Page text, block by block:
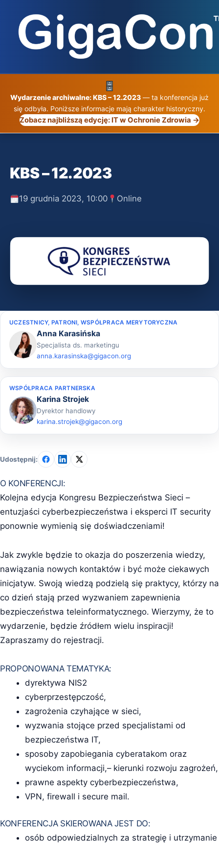
treści
Wydarzenie archiwalne: KBS – 12.2023 — ta konferencja już
się odbyła. Poniższe informacje mają charakter historyczny.
Zobacz najbliższą edycję: IT w Ochronie Zdrowia →
KBS – 12.2023
19 grudnia 2023, 10:00 Online
Udostępnij:
O KONFERENCJI:
Kolejna edycja Kongresu Bezpieczeństwa Sieci –
entuzjaści cyberbezpieczeństwa i eksperci IT security
ponownie wymienią się doświadczeniami!
Jak zwykle będzie to okazja do poszerzenia wiedzy,
nawiązania nowych kontaktów i być może ciekawych
inicjatyw. Swoją wiedzą podzielą się praktycy, którzy na
co dzień stają przed wyzwaniem zapewnienia
bezpieczeństwa teleinformatycznego. Wierzymy, że to
wydarzenie, będzie źródłem wielu inspiracji!
Zapraszamy do rejestracji.
PROPONOWANA TEMATYKA:
dyrektywa NIS2
cyberprzestępczość,
zagrożenia czyhające w sieci,
wyzwania stojące przed specjalistami od
bezpieczeństwa IT,
sposoby zapobiegania cyberatakom oraz
wyciekom informacji,– kierunki rozwoju zagrożeń,
prawne aspekty cyberbezpieczeństwa,
VPN, firewall i secure mail.
KONFERENCJA SKIEROWANA JEST DO:
osób odpowiedzialnych za strategię i utrzymanie
UCZESTNICY, PATRONI, WSPÓŁPRACA MERYTORYCZNA
Anna Karasińska
Specjalista ds. marketingu
anna.karasinska@gigacon.org
WSPÓŁPRACA PARTNERSKA
Karina Strojek
Dyrektor handlowy
karina.strojek@gigacon.org